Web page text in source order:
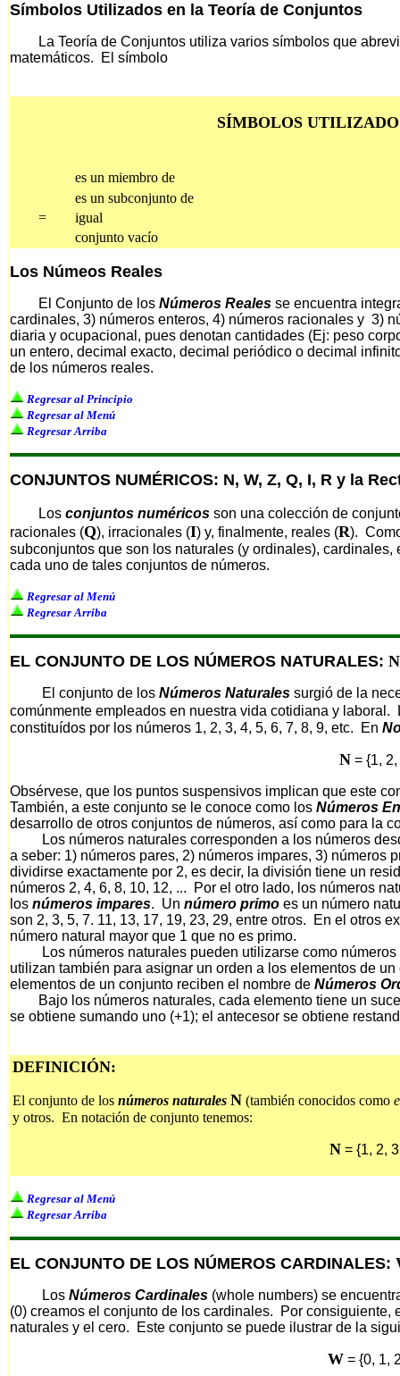
Símbolos Utilizados en la Teoría de Conjuntos
La Teoría de Conjuntos utiliza varios símbolos que
matemáticos. El símbolo
SÍMBOLOS
es un miembro de
es un subconjunto de
=
igual
conjunto vacío
Los Númeos Reales
El Conjunto de los Números Reales se encuentra
cardinales, 3) números enteros, 4) números racionales y 3)
diaria y ocupacional, pues denotan cantidades (Ej: peso
un entero, decimal exacto, decimal periódico o decimal
de los números reales.
Regresar al Principio
Regresar al Menú
Regresar Arriba
CONJUNTOS NUMÉRICOS: N, W, Z, Q, I, R y la
Los conjuntos numéricos son una colección de
racionales (Q), irracionales (I) y, finalmente, reales (R).
subconjuntos que son los naturales (y ordinales),
cada uno de tales conjuntos de números.
Regresar al Menú
Regresar Arriba
EL CONJUNTO DE LOS NÚMEROS NATURALES: N
El conjunto de los Números Naturales surgió de la
comúnmente empleados en nuestra vida cotidiana y
constituídos por los números 1, 2, 3, 4, 5, 6, 7, 8, 9, etc. En
N= {1, 2,
Obsérvese, que los puntos suspensivos implican que este
También, a este conjunto se le conoce como los Números
desarrollo de otros conjuntos de números, así como para la
Los números naturales corresponden a los números
a seber: 1) números pares, 2) números impares, 3)
dividirse exactamente por 2, es decir, la división tiene un
números 2, 4, 6, 8, 10, 12, ... Por el otro lado, los números
los números impares. Un número primo es un número
son 2, 3, 5, 7. 11, 13, 17, 19, 23, 29, entre otros. En el otros
número natural mayor que 1 que no es primo.
Los números naturales pueden utilizarse como números
utilizan también para asignar un orden a los elementos de
elementos de un conjunto reciben el nombre de Números
Bajo los números naturales, cada elemento tiene un
se obtiene sumando uno (+1); el antecesor se obtiene
DEFINICIÓN:
El conjunto de los números naturales N (también conocidos como
y otros. En notación de conjunto tenemos:
N= {1, 2,
Regresar al Menú
Regresar Arriba
EL CONJUNTO DE LOS NÚMEROS CARDINALES:
Los Números Cardinales (whole numbers) se
(0) creamos el conjunto de los cardinales. Por
naturales y el cero. Este conjunto se puede ilustrar de la
W= {0, 1,